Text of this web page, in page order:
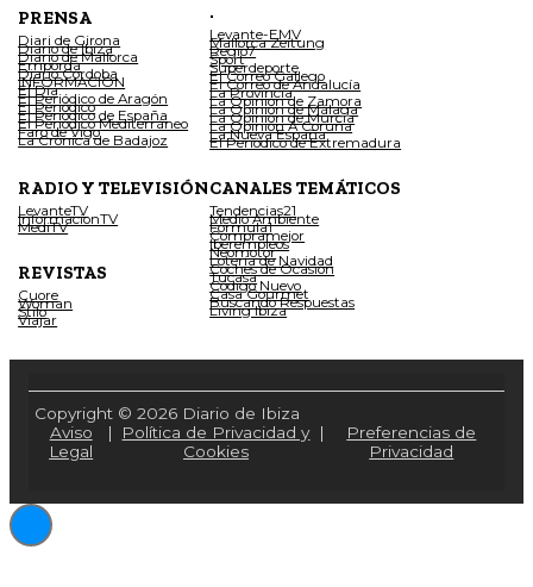
PRENSA
Diari de Girona
Diario de Ibiza
Diario de Mallorca
Empordà
Diario Córdoba
INFORMACIÓN
El Día
El Periódico de Aragón
El Periódico
El Periódico de España
El Periódico Mediterráneo
Faro de Vigo
La Crónica de Badajoz
.
Levante-EMV
Mallorca Zeitung
Regio7
Sport
Superdeporte
El Correo Gallego
El Correo de Andalucía
La Provincia
La Opinión de Zamora
La Opinión de Málaga
La Opinión de Murcia
La Opinión A Coruña
La Nueva España
El Periódico de Extremadura
RADIO Y TELEVISIÓN
LevanteTV
InformacionTV
MediTV
REVISTAS
Cuore
Woman
Stilo
Viajar
CANALES TEMÁTICOS
Tendencias21
Medio Ambiente
Fórmula1
Compramejor
Iberempleos
Neomotor
Lotería de Navidad
Coches de Ocasión
Tucasa
Código Nuevo
Casa Gourmet
Buscando Respuestas
Living Ibiza
Copyright © 2026 Diario de Ibiza
Aviso
Legal
|
Política de Privacidad y
Cookies
|
Preferencias de
Privacidad